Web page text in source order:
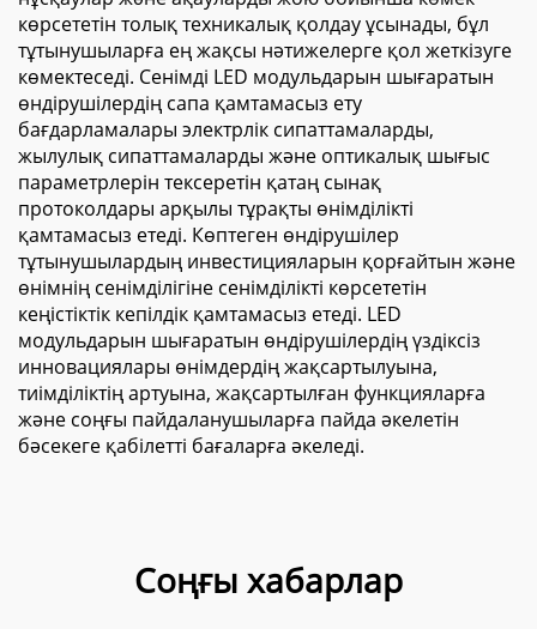
көрсететін толық техникалық қолдау ұсынады, бұл
тұтынушыларға ең жақсы нәтижелерге қол жеткізуге
көмектеседі. Сенімді LED модульдарын шығаратын
өндірушілердің сапа қамтамасыз ету
бағдарламалары электрлік сипаттамаларды,
жылулық сипаттамаларды және оптикалық шығыс
параметрлерін тексеретін қатаң сынақ
протоколдары арқылы тұрақты өнімділікті
қамтамасыз етеді. Көптеген өндірушілер
тұтынушылардың инвестицияларын қорғайтын және
өнімнің сенімділігіне сенімділікті көрсететін
кеңістіктік кепілдік қамтамасыз етеді. LED
модульдарын шығаратын өндірушілердің үздіксіз
инновациялары өнімдердің жақсартылуына,
тиімділіктің артуына, жақсартылған функцияларға
және соңғы пайдаланушыларға пайда әкелетін
бәсекеге қабілетті бағаларға әкеледі.
Соңғы хабарлар